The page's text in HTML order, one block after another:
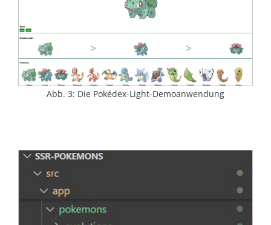
Abb. 3: Die Pokédex-Light-Demoanwendung